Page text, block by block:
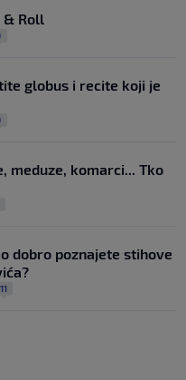
Roll
globus i recite koji je
meduze, komarci... Tko
dobro poznajete stihove
11